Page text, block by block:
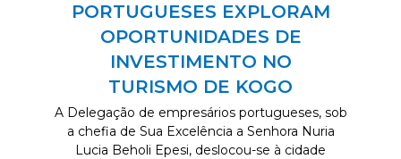
PORTUGUESES EXPLORAM
OPORTUNIDADES DE
INVESTIMENTO NO
TURISMO DE KOGO
A Delegação de empresários portugueses, sob
a chefia de Sua Excelência a Senhora Nuria
Lucia Beholi Epesi, deslocou-se à cidade